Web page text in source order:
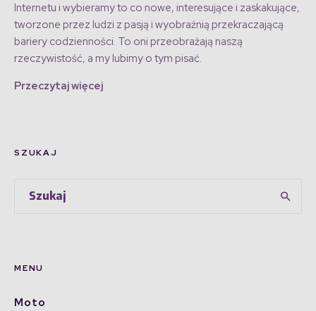
Internetu i wybieramy to co nowe, interesujące i zaskakujące,
tworzone przez ludzi z pasją i wyobraźnią przekraczającą
bariery codzienności. To oni przeobrażają naszą
rzeczywistość, a my lubimy o tym pisać.
Przeczytaj więcej
SZUKAJ
MENU
Moto